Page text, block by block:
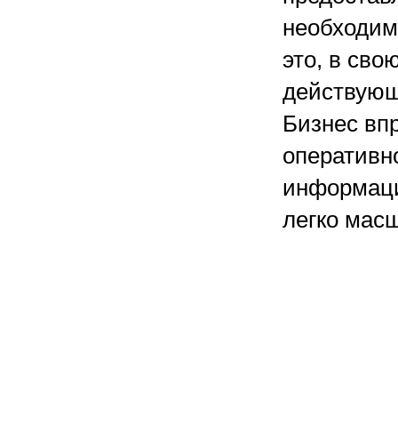
это, в
Бизнес
легко